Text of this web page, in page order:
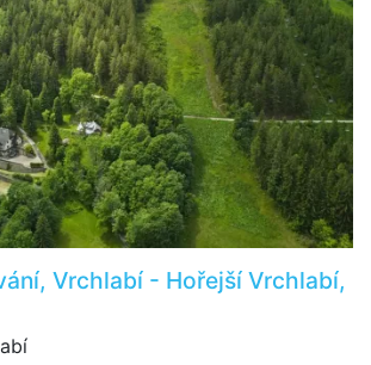
Vrchlabí - Hořejší Vrchlabí,